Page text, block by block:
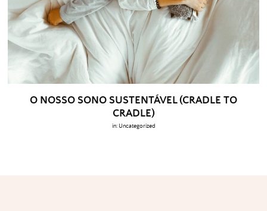
O NOSSO SONO SUSTENTÁVEL (CRADLE TO
CRADLE)
in: Uncategorized